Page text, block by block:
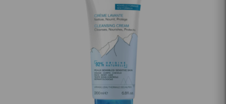
Fraldas, Toalhitas e Muda da Fralda
Almofadas de Amamentação